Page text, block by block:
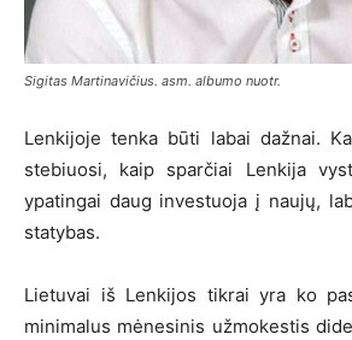
Sigitas Martinavičius. asm. albumo nuotr.
Lenkijoje tenka būti labai dažnai.
stebiuosi, kaip sparčiai Lenkija
ypatingai daug investuoja į naujų,
statybas.
Lietuvai iš Lenkijos tikrai yra ko
minimalus mėnesinis užmokestis